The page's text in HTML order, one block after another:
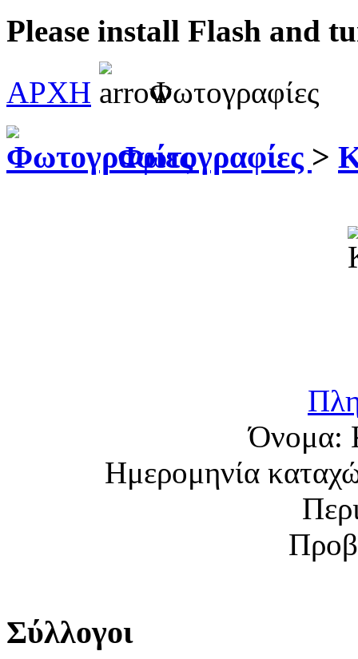
Please install Flash and
ΑΡΧΗ
Φωτογραφίες
Φωτογραφίες >
Όνομα:
Ημερομηνία
Σύλλογοι